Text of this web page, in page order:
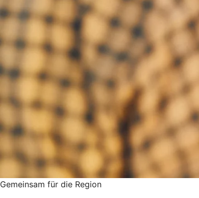
Gemeinsam für die Region